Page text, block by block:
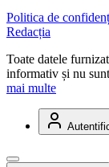
Politica de
Redacția
Toate datele
informativ și nu
mai multe